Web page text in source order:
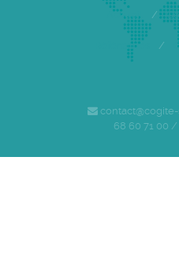
Accueil /
Références /
contact@cogite-
68 60 71 00 /